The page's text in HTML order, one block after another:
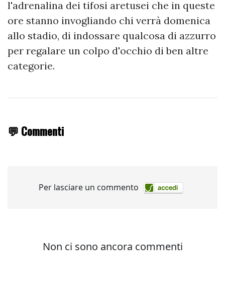
l'adrenalina dei tifosi aretusei che in queste
ore stanno invogliando chi verrà domenica
allo stadio, di indossare qualcosa di azzurro
per regalare un colpo d'occhio di ben altre
categorie.
💬 Commenti